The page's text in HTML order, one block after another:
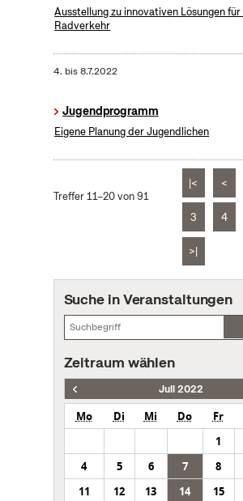
Ausstellung zu innovativen Lösungen
Radverkehr
4. bis8.7.2022
Jugendprogramm
Eigene Planung der Jugendlichen
Treffer 11–20 von 91
|< <
3 4
>|
Suche in Veranstaltungen
Zeitraum wählen
Juli 2022
Mo Di Mi Do Fr
1
4
5 6 7 8
11
12 13 14 15